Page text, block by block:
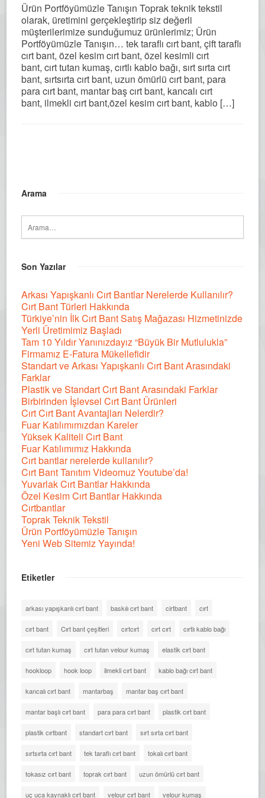
Ürün Portföyümüzle Tanışın Toprak teknik tekstil
olarak, üretimini gerçekleştirip siz değerli
müşterilerimize sunduğumuz ürünlerimiz; Ürün
Portföyümüzle Tanışın… tek taraflı cırt bant, çift taraflı
cırt bant, özel kesim cırt bant, özel kesimli cırt
bant, cırt tutan kumaş, cırtlı kablo bağı, sırt sırta cırt
bant, sırtsırta cırt bant, uzun ömürlü cırt bant, para
para cırt bant, mantar baş cırt bant, kancalı cırt
bant, ilmekli cırt bant,özel kesim cırt bant, kablo […]
Arama
Son Yazılar
Arkası Yapışkanlı Cırt Bantlar Nerelerde Kullanılır?
Cırt Bant Türleri Hakkında
Türkiye’nin İlk Cırt Bant Satış Mağazası Hizmetinizde
Yerli Üretimimiz Başladı
Tam 10 Yıldır Yanınızdayız “Büyük Bir Mutlulukla”
Firmamız E-Fatura Mükellefidir
Standart ve Arkası Yapışkanlı Cırt Bant Arasındaki
Farklar
Plastik ve Standart Cırt Bant Arasındaki Farklar
Birbirinden İşlevsel Cırt Bant Ürünleri
Cırt Cırt Bant Avantajları Nelerdir?
Fuar Katılımımızdan Kareler
Yüksek Kaliteli Cırt Bant
Fuar Katılımımız Hakkında
Cırt bantlar nerelerde kullanılır?
Cırt Bant Tanıtım Videomuz Youtube’da!
Yuvarlak Cırt Bantlar Hakkında
Özel Kesim Cırt Bantlar Hakkında
Cırtbantlar
Toprak Teknik Tekstil
Ürün Portföyümüzle Tanışın
Yeni Web Sitemiz Yayında!
Etiketler
arkası yapışkanlı cırt bant baskılı cırt bant cirtbant cırt
cırt bant Cırt bant çeşitleri cırtcırt cırt cırt cırtlı kablo bağı
cırt tutan kumaş cırt tutan velour kumaş elastik cırt bant
hookloop hook loop ilmekli cırt bant kablo bağı cırt bant
kancalı cırt bant mantarbaş mantar baş cırt bant
mantar başlı cırt bant para para cırt bant plastik cırt bant
plastik cırtbant standart cırt bant sırt sırta cırt bant
sırtsırta cırt bant tek taraflı cırt bant tokalı cırt bant
tokasız cırt bant toprak cırt bant uzun ömürlü cırt bant
uç uca kaynaklı cırt bant velour cırt bant velour kumaş